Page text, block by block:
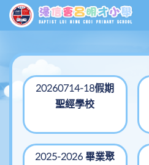
20260714-18假期
聖經學校
2025-2026 畢業聚